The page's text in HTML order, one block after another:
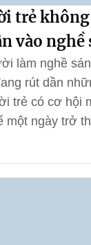
trẻ không
vào nghề
làm nghề
rút dần
trẻ có cơ hội
một ngày trở